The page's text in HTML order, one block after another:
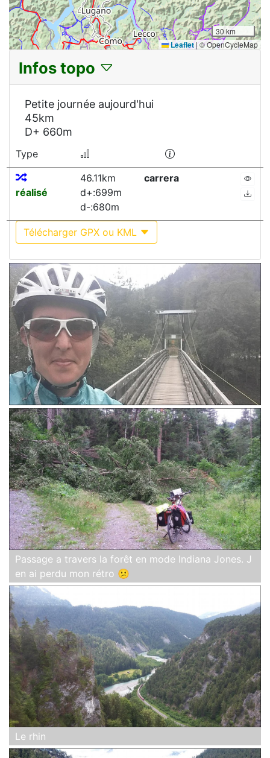
30 km
Leaflet|© OpenCycleMap
Infos topo
Petite journée aujourd'hui
45km
D+ 660m
Type
réalisé
46.11km
d+:699m
d-:680m
carrera
Télécharger GPX ou KML
Passage a travers la forêt en mode Indiana Jones. J
en ai perdu mon rétro 😕
Le rhin